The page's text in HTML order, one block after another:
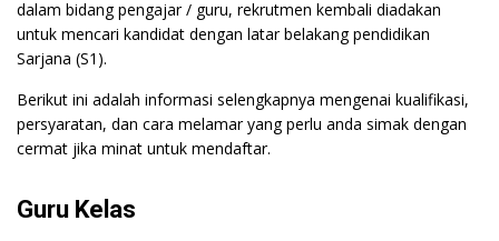
dalam bidang pengajar / guru, rekrutmen kembali diadakan
untuk mencari kandidat dengan latar belakang pendidikan
Sarjana (S1).
Berikut ini adalah informasi selengkapnya mengenai kualifikasi,
persyaratan, dan cara melamar yang perlu anda simak dengan
cermat jika minat untuk mendaftar.
Guru Kelas